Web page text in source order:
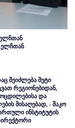
ელჩთან
შეიძლება მეტი
რეგიონებიდან,
და
მისაღებად, - შაკო
ინსტიტუტის